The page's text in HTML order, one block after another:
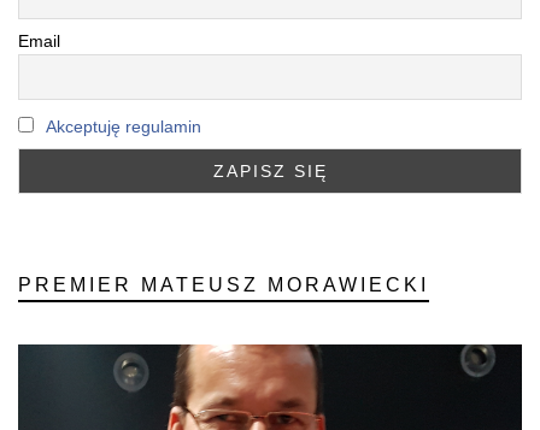
Email
Akceptuję regulamin
PREMIER MATEUSZ MORAWIECKI